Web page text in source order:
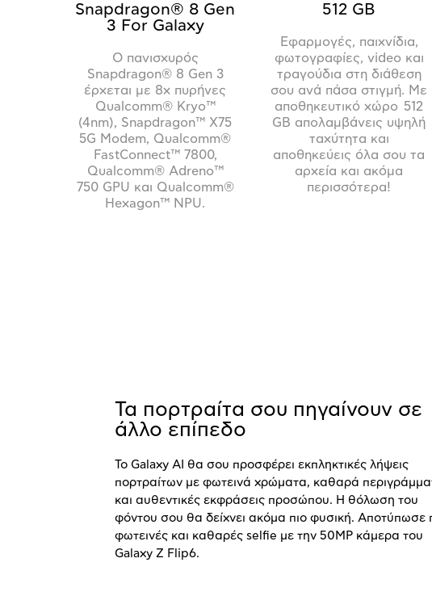
Snapdragon® 8 Gen
3 For Galaxy
Ο πανισχυρός
Snapdragon® 8 Gen 3
έρχεται με 8x πυρήνες
Qualcomm® Kryo™
(4nm), Snapdragon™ X75
5G Modem, Qualcomm®
FastConnect™ 7800,
Qualcomm® Adreno™
750 GPU και Qualcomm®
Hexagon™ NPU.
512 GB
Εφαρμογές, παιχνίδια,
φωτογραφίες, video και
τραγούδια στη διάθεση
σου ανά πάσα στιγμή. Με
αποθηκευτικό χώρο 512
GB απολαμβάνεις υψηλή
ταχύτητα και
αποθηκεύεις όλα σου τα
αρχεία και ακόμα
περισσότερα!
Τα πορτραίτα σου πηγαίνουν σε
άλλο επίπεδο
Το Galaxy AI θα σου προσφέρει εκπληκτικές λήψεις
πορτραίτων με φωτεινά χρώματα, καθαρά
και αυθεντικές εκφράσεις προσώπου. Η θόλωση του
φόντου σου θα δείχνει ακόμα πιο φυσική. Αποτύπωσε
φωτεινές και καθαρές selfie με την 50MP κάμερα του
Galaxy Z Flip6.